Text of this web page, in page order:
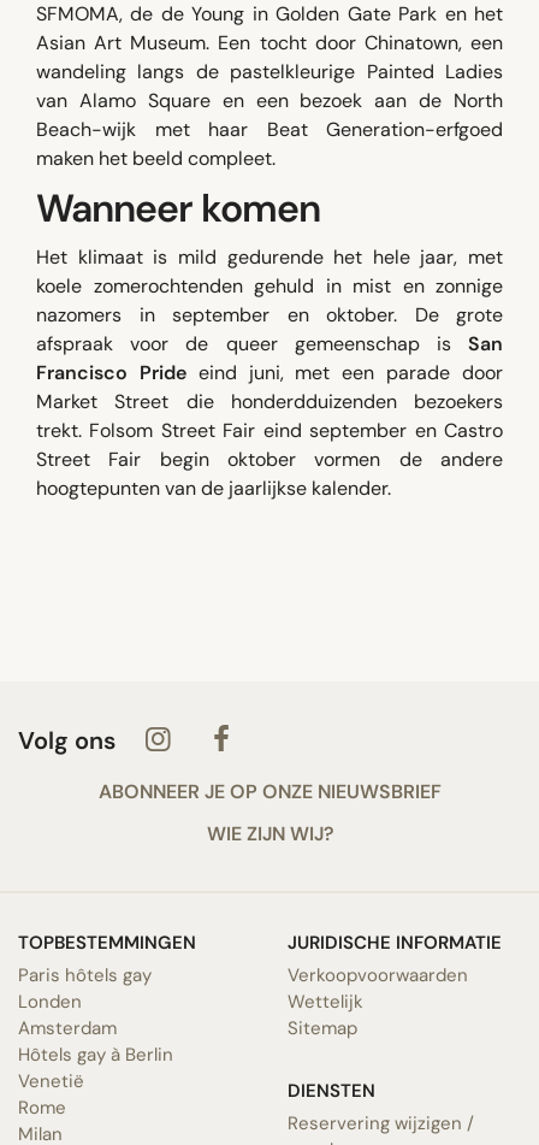
SFMOMA, de de Young in Golden Gate Park en het
Asian Art Museum. Een tocht door Chinatown, een
wandeling langs de pastelkleurige Painted Ladies
van Alamo Square en een bezoek aan de North
Beach-wijk met haar Beat Generation-erfgoed
maken het beeld compleet.
Wanneer komen
Het klimaat is mild gedurende het hele jaar, met
koele zomerochtenden gehuld in mist en zonnige
nazomers in september en oktober. De grote
afspraak voor de queer gemeenschap is San
Francisco Prideeind juni, met een parade door
Market Street die honderdduizenden bezoekers
trekt. Folsom Street Fair eind september en Castro
Street Fair begin oktober vormen de andere
hoogtepunten van de jaarlijkse kalender.
Volg ons
ABONNEER JE OP ONZE NIEUWSBRIEF
WIE ZIJN WIJ?
TOPBESTEMMINGEN
Paris hôtels gay
Londen
Amsterdam
Hôtels gay à Berlin
Venetië
Rome
Milan
JURIDISCHE INFORMATIE
Verkoopvoorwaarden
Wettelijk
Sitemap
DIENSTEN
Reservering wijzigen /